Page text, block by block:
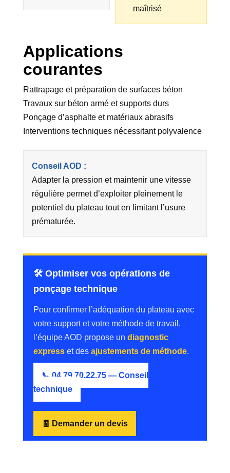
maîtrisé
Applications
courantes
Rattrapage et préparation de surfaces béton
Travaux sur béton armé et supports durs
Ponçage d’asphalte et matériaux abrasifs
Interventions techniques nécessitant polyvalence
Conseil AOD :
Adapter la pression et maintenir une vitesse
régulière permet d’exploiter pleinement le
potentiel du plateau tout en limitant l’usure
prématurée.
🛠️ Optimiser vos opérations de
ponçage technique
Pour confirmer l’adéquation du plateau avec
votre support et votre méthode de travail,
l’équipe AOD propose un diagnostic
express et des ajustements de méthode.
📞 04.79.70.22.75 — Conseil
technique
🧾 Demander un devis